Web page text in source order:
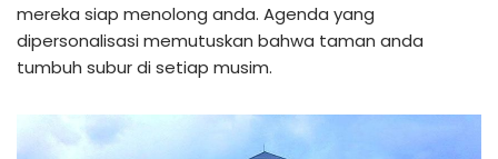
mereka siap menolong anda. Agenda yang
dipersonalisasi memutuskan bahwa taman anda
tumbuh subur di setiap musim.